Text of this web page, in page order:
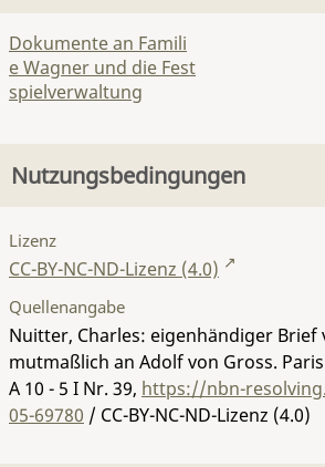
Dokumente an Famili
e Wagner und die Fest
spielverwaltung
Nutzungsbedingungen
Lizenz
CC-BY-NC-ND-Lizenz (4.0)
Quellenangabe
Nuitter, Charles: eigenhändiger Brief
mutmaßlich an Adolf von Gross. Paris
A 10 - 5 I Nr. 39, https://nbn-
05-69780 / CC-BY-NC-ND-Lizenz (4.0)